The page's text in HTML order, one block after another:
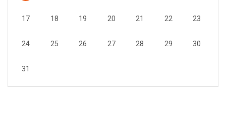
17 18 19 20 21 22 23
24 25 26 27 28 29 30
31